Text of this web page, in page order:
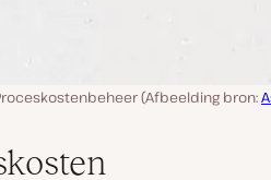
(Afbeelding bron: